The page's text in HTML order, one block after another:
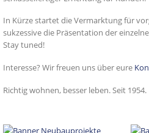
In Kürze startet die Vermarktung für
sukzessive die Präsentation der
Stay tuned!
Interesse? Wir freuen uns über eure
Richtig wohnen, besser leben. Seit 1954.